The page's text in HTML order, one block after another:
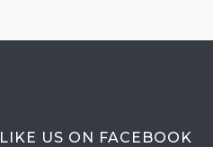
LIKE US ON FACEBOOK